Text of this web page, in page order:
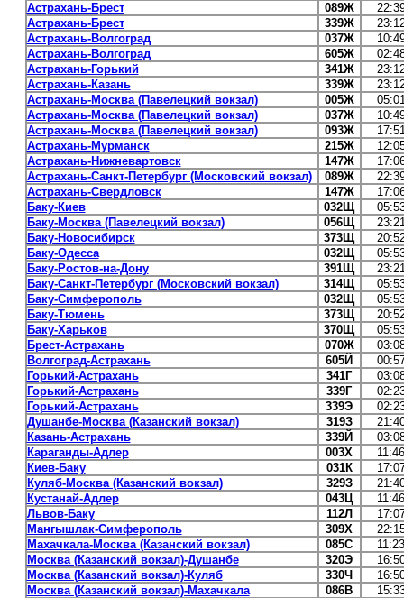
Астрахань-Брест
089Ж
Астрахань-Брест
339Ж
Астрахань-Волгоград
037Ж
Астрахань-Волгоград
605Ж
Астрахань-Горький
341Ж
Астрахань-Казань
339Ж
Астрахань-Москва (Павелецкий вокзал)
005Ж
Астрахань-Москва (Павелецкий вокзал)
037Ж
Астрахань-Москва (Павелецкий вокзал)
093Ж
Астрахань-Мурманск
215Ж
Астрахань-Нижневартовск
147Ж
Астрахань-Санкт-Петербург (Московский вокзал)
089Ж
Астрахань-Свердловск
147Ж
Баку-Киев
032Щ
Баку-Москва (Павелецкий вокзал)
056Щ
Баку-Новосибирск
373Щ
Баку-Одесса
032Щ
Баку-Ростов-на-Дону
391Щ
Баку-Санкт-Петербург (Московский вокзал)
314Щ
Баку-Симферополь
032Щ
Баку-Тюмень
373Щ
Баку-Харьков
370Щ
Брест-Астрахань
070Ж
Волгоград-Астрахань
605Й
Горький-Астрахань
341Г
Горький-Астрахань
339Г
Горький-Астрахань
339Э
Душанбе-Москва (Казанский вокзал)
319З
Казань-Астрахань
339Й
Караганды-Адлер
003Х
11:46
Киев-Баку
031К
Куляб-Москва (Казанский вокзал)
329З
Кустанай-Адлер
043Ц
11:46
Львов-Баку
112Л
Мангышлак-Симферополь
309Х
Махачкала-Москва (Казанский вокзал)
085С
11:23
Москва (Казанский вокзал)-Душанбе
320Э
Москва (Казанский вокзал)-Куляб
330Ч
Москва (Казанский вокзал)-Махачкала
086В